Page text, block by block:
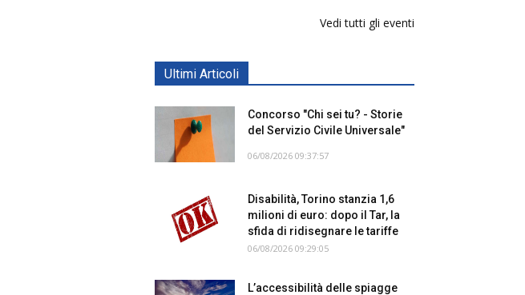
Vedi tutti gli eventi
Ultimi Articoli
Concorso "Chi sei tu? - Storie
del Servizio Civile Universale"
06/08/2026 09:37:57
Disabilità, Torino stanzia 1,6
milioni di euro: dopo il Tar, la
sfida di ridisegnare le tariffe
06/08/2026 09:29:05
L’accessibilità delle spiagge